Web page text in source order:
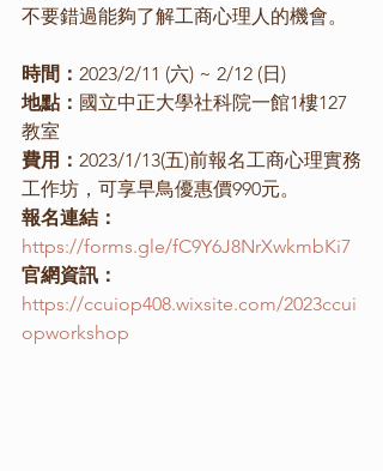
不要錯過能夠了解工商心理人的機會。
時間： 2023/2/11 (六) ~ 2/12 (日)
地點： 國立中正大學社科院一館1樓127
教室
費用： 2023/1/13(五)前報名工商心理實務
工作坊，可享早鳥優惠價990元。
報名連結：
https://forms.gle/fC9Y6J8NrXwkmbKi7
官網資訊：
https://ccuiop408.wixsite.com/2023ccui
opworkshop